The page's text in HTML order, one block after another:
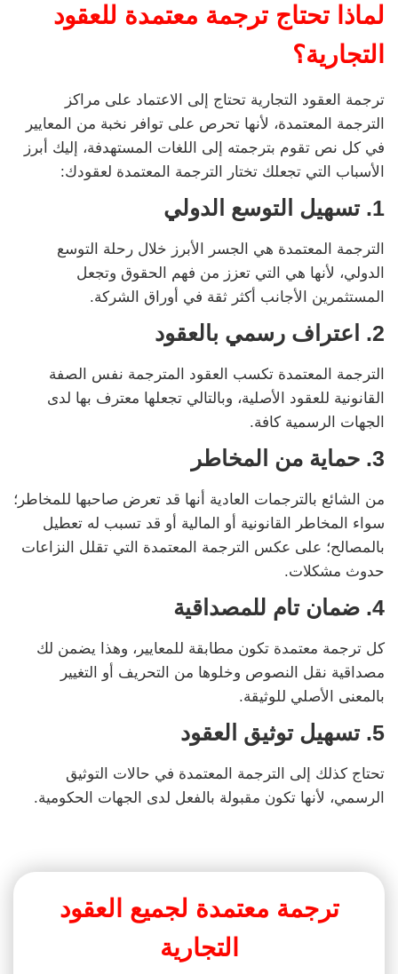
لماذا تحتاج ترجمة معتمدة للعقود
التجارية؟
ترجمة العقود التجارية تحتاج إلى الاعتماد على مراكز
الترجمة المعتمدة، لأنها تحرص على توافر نخبة من المعايير
في كل نص تقوم بترجمته إلى اللغات المستهدفة، إليك أبرز
الأسباب التي تجعلك تختار الترجمة المعتمدة لعقودك:
1. تسهيل التوسع الدولي
الترجمة المعتمدة هي الجسر الأبرز خلال رحلة التوسع
الدولي، لأنها هي التي تعزز من فهم الحقوق وتجعل
المستثمرين الأجانب أكثر ثقة في أوراق الشركة.
2. اعتراف رسمي بالعقود
الترجمة المعتمدة تكسب العقود المترجمة نفس الصفة
القانونية للعقود الأصلية، وبالتالي تجعلها معترف بها لدى
الجهات الرسمية كافة.
3. حماية من المخاطر
من الشائع بالترجمات العادية أنها قد تعرض صاحبها للمخاطر؛
سواء المخاطر القانونية أو المالية أو قد تسبب له تعطيل
بالمصالح؛ على عكس الترجمة المعتمدة التي تقلل النزاعات
حدوث مشكلات.
4. ضمان تام للمصداقية
كل ترجمة معتمدة تكون مطابقة للمعايير، وهذا يضمن لك
مصداقية نقل النصوص وخلوها من التحريف أو التغيير
بالمعنى الأصلي للوثيقة.
5. تسهيل توثيق العقود
تحتاج كذلك إلى الترجمة المعتمدة في حالات التوثيق
الرسمي، لأنها تكون مقبولة بالفعل لدى الجهات الحكومية.
ترجمة معتمدة لجميع العقود
التجارية